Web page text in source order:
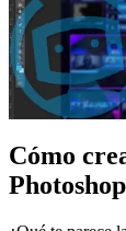
Cómo